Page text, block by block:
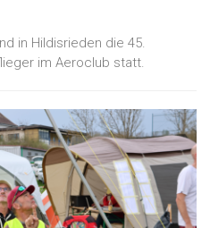
in Hildisrieden die 45.
im Aeroclub statt.